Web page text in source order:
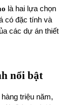
là hai lựa chọn
có đặc tính và
các dự án thiết
nổi bật
triệu năm,